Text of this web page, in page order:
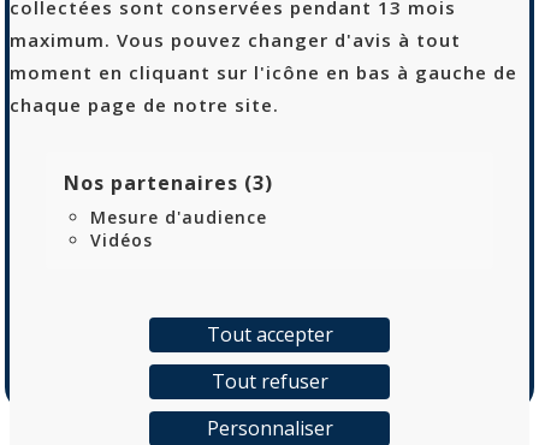
42400 Saint-Chamond
04 69 68 90 10
Politique de confidentialité
Mentions Légales
Plan de site
collectées sont conservées pendant 13 mois
maximum. Vous pouvez changer d'avis à tout
moment en cliquant sur l'icône en bas à gauche de
chaque page de notre site.
Nos partenaires (3)
Mesure d'audience
Vidéos
Tout accepter
Tout refuser
Personnaliser